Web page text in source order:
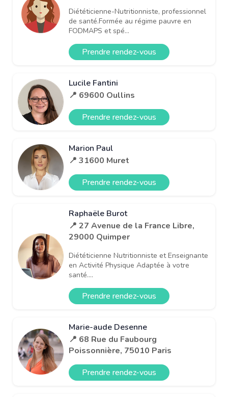
Diététicienne-Nutritionniste, professionnel
de santé.Formée au régime pauvre en
FODMAPS et spé...
Prendre rendez-vous
Lucile Fantini
📍 69600 Oullins
Prendre rendez-vous
Marion Paul
📍 31600 Muret
Prendre rendez-vous
Raphaële Burot
📍 27 Avenue de la France Libre,
29000 Quimper
Diététicienne Nutritionniste et Enseignante
en Activité Physique Adaptée à votre
santé....
Prendre rendez-vous
Marie-aude Desenne
📍 68 Rue du Faubourg
Poissonnière, 75010 Paris
Prendre rendez-vous